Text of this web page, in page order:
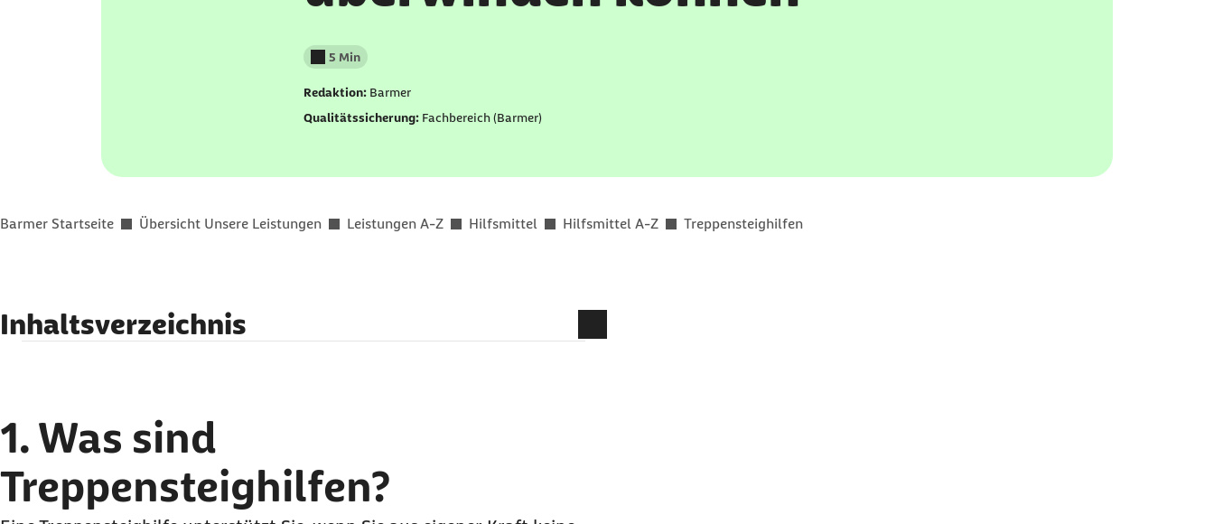
Lesedauer weniger als
5 Min
Redaktion: Barmer
Qualitätssicherung: Fachbereich (Barmer)
Sie befinden sich hier:
Barmer Startseite Übersicht Unsere Leistungen Leistungen A-Z Hilfsmittel Hilfsmittel A-Z Treppensteighilfen
Inhaltsverzeichnis
3. Welche weiteren Kosten gibt es bei Treppensteighilfen?
4. Wie erhalte ich eine Treppensteighilfe?
5. Wie finde ich einen Vertragspartner der Barmer für
Treppensteighilfen?
1. Was sind
Treppensteighilfen?